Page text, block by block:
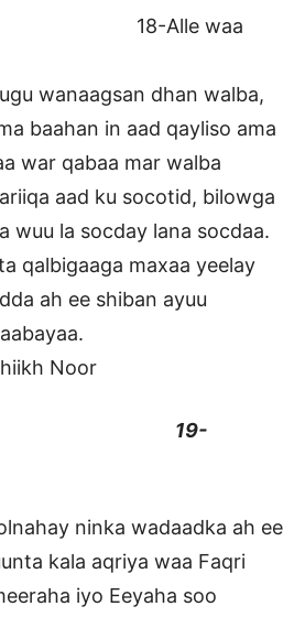
waa
wanaagsan dhan walba,
baahan in aad qayliso ama
war qabaa mar walba
aad ku socotid, bilowga
wuu la socday lana socdaa.
qalbigaaga maxaa yeelay
ah ee shiban ayuu
Noor
19-
ninka wadaadka ah ee
kala aqriya waa Faqri
iyo Eeyaha soo